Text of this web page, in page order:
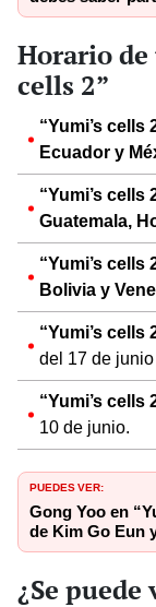
Horario de
cells 2”
“Yumi’s cells
Ecuador y
“Yumi’s cells
Guatemala,
“Yumi’s cells
Bolivia y
“Yumi’s cells
del 17 de junio
“Yumi’s cells
10 de junio.
PUEDES VER:
Gong Yoo en
de Kim Go Eun
¿Se puede